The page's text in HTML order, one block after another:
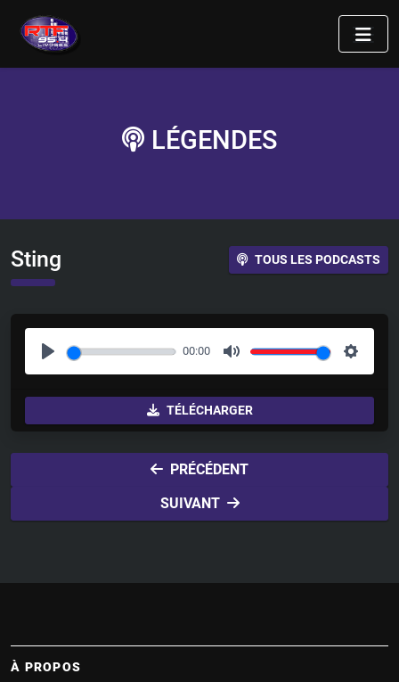
LÉGENDES
Sting TOUS LES PODCASTS
P
l
00:00
M
u
t
S
e
TÉLÉCHARGER
PRÉCÉDENT
SUIVANT
À PROPOS